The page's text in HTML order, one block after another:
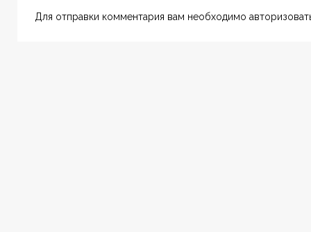
Для отправки комментария вам необходимо